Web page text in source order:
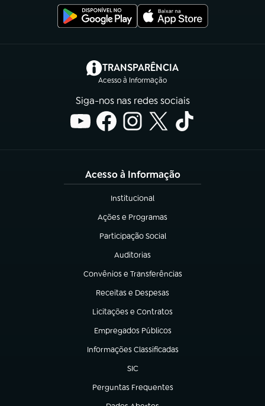
TRANSPARÊNCIA
Acesso à Informação
(abre em nova aba)
Siga-nos nas redes sociais
Acesso à Informação
Institucional
(abre em nova aba)
Ações e Programas
(abre em nova aba)
Participação Social
(abre em nova aba)
Auditorias
(abre em nova aba)
Convênios e Transferências
(abre em nova aba)
Receitas e Despesas
(abre em nova aba)
Licitações e Contratos
(abre em nova aba)
Empregados Públicos
(abre em nova aba)
Informações Classificadas
(abre em nova aba)
SIC
(abre em nova aba)
Perguntas Frequentes
(abre em nova aba)